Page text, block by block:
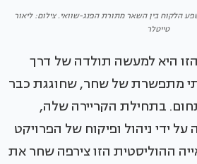
הלקוח בין השאר מתורת הפנג-שוואי. צילום: ליאור
טייטלר
היא למעשה תולדה של דרך
מתפשרת של שחר, שחוגגת כבר
שנה בתחום. בתחילת הקריירה שלה,
ידי ניהול ופיקוח של הפרויקט
ההוליסטית הזו צירפה שחר את